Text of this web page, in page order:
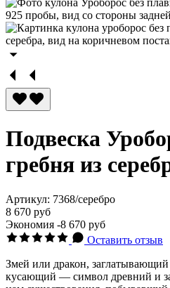
Подвеска
гребня из
Артикул: 7368/серебро
8 670 руб
Экономия -8 670 руб
Оставить отзыв
Змей или дракон, заглатывающий
кусающий — символ древний и за